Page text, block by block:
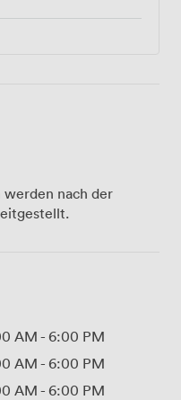
nach der
AM- 6:00 PM
AM- 6:00 PM
AM- 6:00 PM